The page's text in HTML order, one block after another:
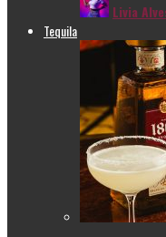
Livia
Tequila